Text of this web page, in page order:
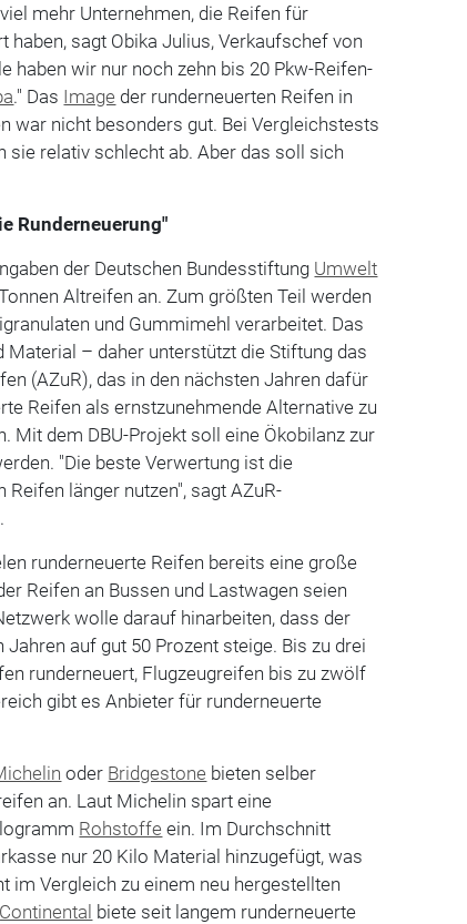
mehr Unternehmen, die Reifen für
haben, sagt Obika Julius, Verkaufschef von
haben wir nur noch zehn bis 20 Pkw-Reifen-
." Das Image der runderneuerten Reifen in
war nicht besonders gut. Bei Vergleichstests
sie relativ schlecht ab. Aber das soll sich
Runderneuerung"
der Deutschen Bundesstiftung Umwelt
Altreifen an. Zum größten Teil werden
und Gummimehl verarbeitet. Das
Material – daher unterstützt die Stiftung das
(AZuR), das in den nächsten Jahren dafür
Reifen als ernstzunehmende Alternative zu
Mit dem DBU-Projekt soll eine Ökobilanz zur
"Die beste Verwertung ist die
Reifen länger nutzen", sagt AZuR-
runderneuerte Reifen bereits eine große
Reifen an Bussen und Lastwagen seien
wolle darauf hinarbeiten, dass der
auf gut 50 Prozent steige. Bis zu drei
runderneuert, Flugzeugreifen bis zu zwölf
gibt es Anbieter für runderneuerte
oder Bridgestone bieten selber
an. Laut Michelin spart eine
Rohstoffe ein. Im Durchschnitt
nur 20 Kilo Material hinzugefügt, was
im Vergleich zu einem neu hergestellten
Continental biete seit langem runderneuerte